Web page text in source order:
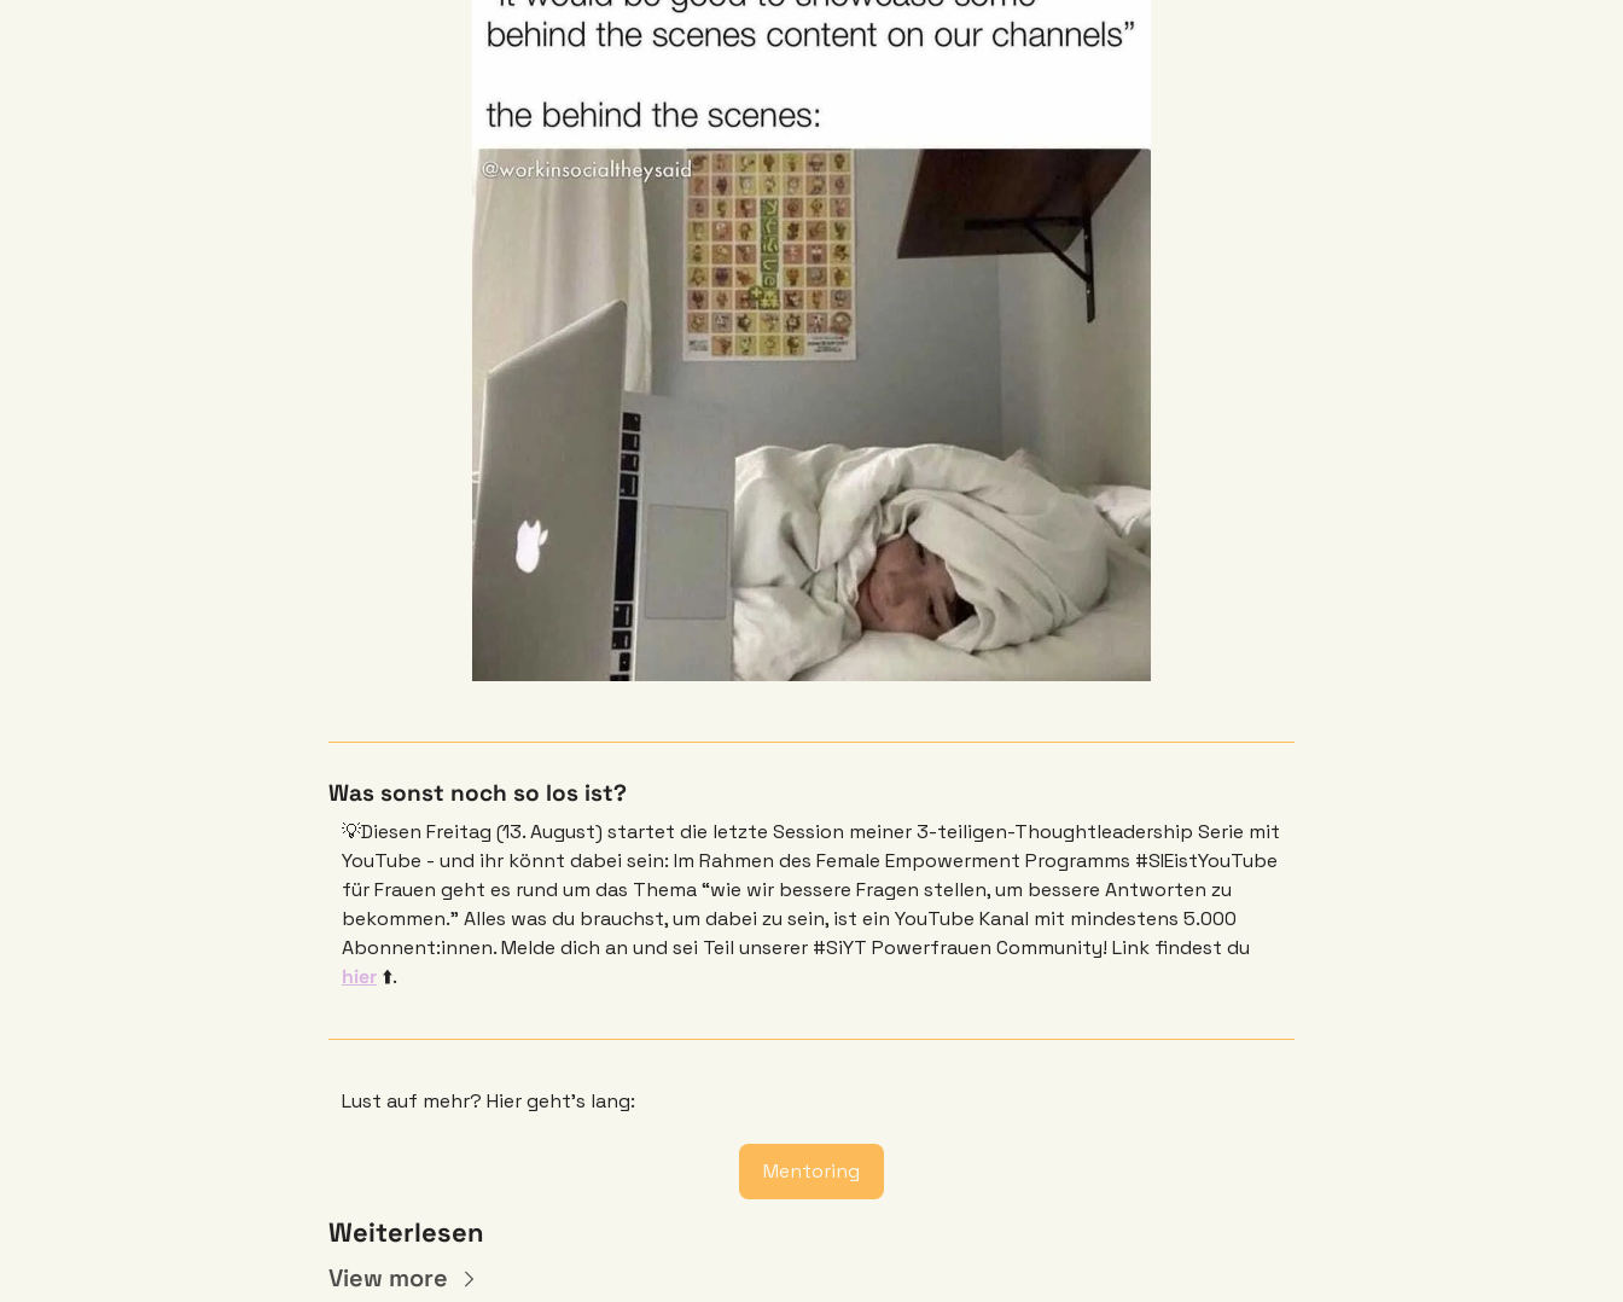
Was sonst noch so los ist?
💡Diesen Freitag (13. August) startet die letzte Session meiner 3-teiligen-Thoughtleadership Serie mit
YouTube - und ihr könnt dabei sein: Im Rahmen des Female Empowerment Programms #SIEistYouTube
für Frauen geht es rund um das Thema “wie wir bessere Fragen stellen, um bessere Antworten zu
bekommen.” Alles was du brauchst, um dabei zu sein, ist ein YouTube Kanal mit mindestens 5.000
hier ⬆️.
Lust auf mehr? Hier geht’s lang:
Mentoring
Weiterlesen
View more